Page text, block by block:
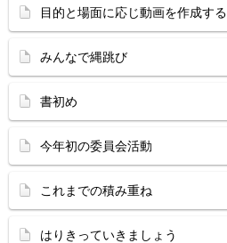
目的と場面に応じ動画を作成する
みんなで縄跳び
書初め
今年初の委員会活動
これまでの積み重ね
はりきっていきましょう